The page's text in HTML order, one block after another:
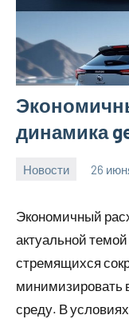
динамика
Новости 26
Экономичный
актуальной
стремящихся
минимизировать
среду. В